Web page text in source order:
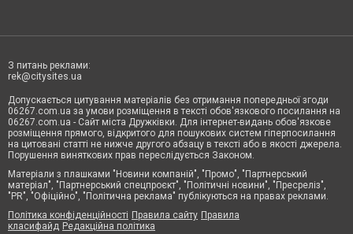
З питань реклами:
rek@citysites.ua
Допускається цитування матеріалів без отримання попередньої згоди
06267.com.ua за умови розміщення в тексті обов'язкового посилання на
06267.com.ua - Сайт міста Дружківки. Для інтернет-видань обов'язкове
розміщення прямого, відкритого для пошукових систем гіперпосилання
на цитовані статті не нижче другого абзацу в тексті або в якості джерела.
Порушення виняткових прав переслідується Законом.
Матеріали з плашками "Новини компаній", "Промо", "Партнерський
матеріал", "Партнерський спецпроєкт", "Політичні новини", "Пресреліз",
"PR", "Офіційно", "Політична реклама" публікуються на правах реклами.
Політика конфіденційності Правила сайту Правила
класифайд Редакційна політика